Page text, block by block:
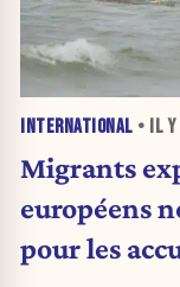
INTERNATIONAL • IL Y
Migrants
européens
pour les